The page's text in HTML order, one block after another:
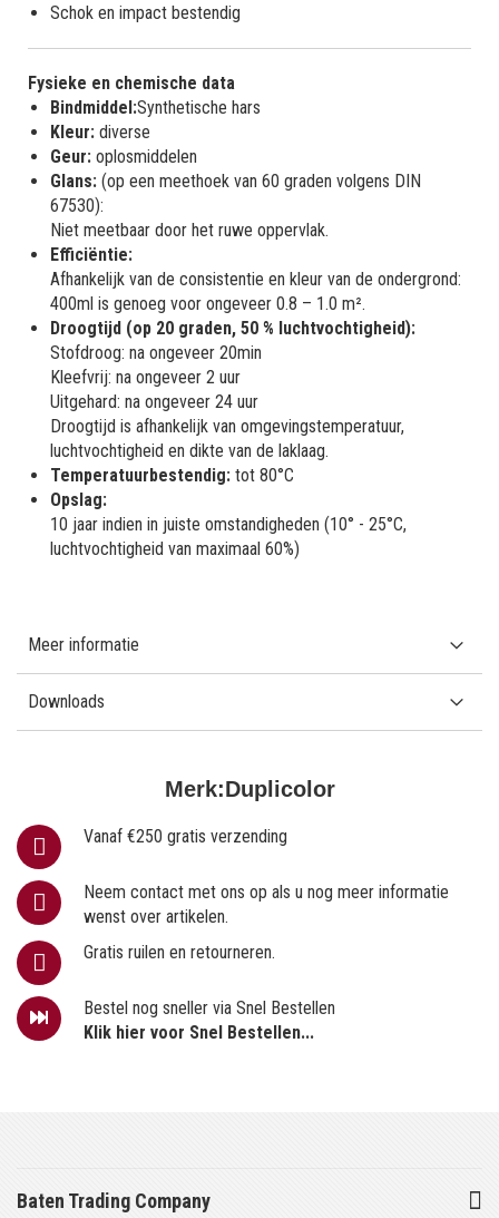
Merk:Duplicolor
Vanaf €250 gratis verzending
Neem contact met ons op als u nog meer informatie
wenst over artikelen.
Gratis ruilen en retourneren.
Bestel nog sneller via Snel Bestellen
Klik hier voor Snel Bestellen...
Schok en impact bestendig
Fysieke en chemische data
Bindmiddel:Synthetische hars
Kleur: diverse
Geur: oplosmiddelen
Glans: (op een meethoek van 60 graden volgens DIN
67530):
Niet meetbaar door het ruwe oppervlak.
Efficiëntie:
Afhankelijk van de consistentie en kleur van de ondergrond:
400ml is genoeg voor ongeveer 0.8 – 1.0 m².
Droogtijd (op 20 graden, 50 % luchtvochtigheid):
Stofdroog: na ongeveer 20min
Kleefvrij: na ongeveer 2 uur
Uitgehard: na ongeveer 24 uur
Droogtijd is afhankelijk van omgevingstemperatuur,
luchtvochtigheid en dikte van de laklaag.
Temperatuurbestendig: tot 80°C
Opslag:
10 jaar indien in juiste omstandigheden (10° - 25°C,
luchtvochtigheid van maximaal 60%)
Meer informatie
Downloads
Baten Trading Company